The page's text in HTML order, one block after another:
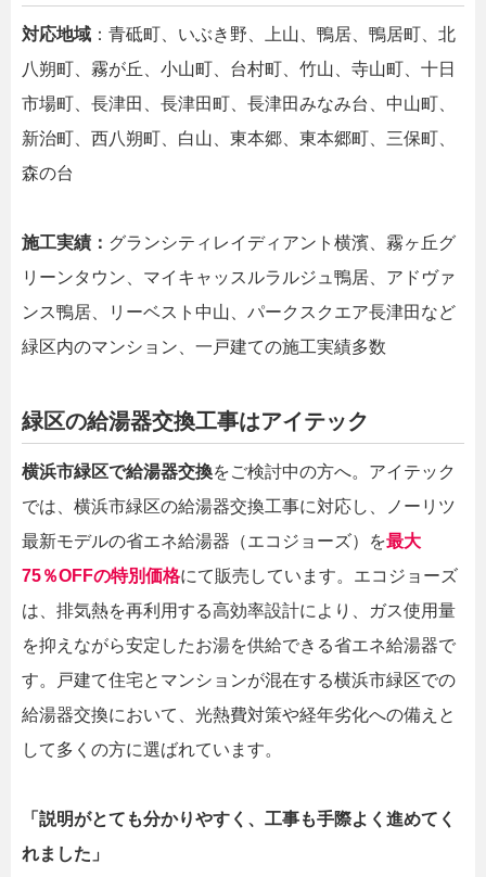
対応地域 ：青砥町、いぶき野、上山、鴨居、鴨居町、北
八朔町、霧が丘、小山町、台村町、竹山、寺山町、十日
市場町、長津田、長津田町、長津田みなみ台、中山町、
新治町、西八朔町、白山、東本郷、東本郷町、三保町、
森の台
施工実績： グランシティレイディアント横濱、霧ヶ丘グ
リーンタウン、マイキャッスルラルジュ鴨居、アドヴァ
ンス鴨居、リーベスト中山、パークスクエア長津田など
緑区内のマンション、一戸建ての施工実績多数
緑区の給湯器交換工事はアイテック
横浜市緑区で給湯器交換をご検討中の方へ。アイテック
では、横浜市緑区の給湯器交換工事に対応し、ノーリツ
最新モデルの省エネ給湯器（エコジョーズ）を最大
75％OFFの特別価格にて販売しています。エコジョーズ
は、排気熱を再利用する高効率設計により、ガス使用量
を抑えながら安定したお湯を供給できる省エネ給湯器で
す。戸建て住宅とマンションが混在する横浜市緑区での
給湯器交換において、光熱費対策や経年劣化への備えと
して多くの方に選ばれています。
「説明がとても分かりやすく、工事も手際よく進めてく
れました」